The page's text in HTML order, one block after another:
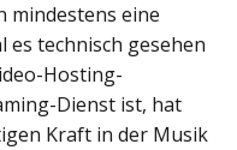
mindestens eine
technisch gesehen
Hosting-
Dienst ist, hat
Kraft in der Musik